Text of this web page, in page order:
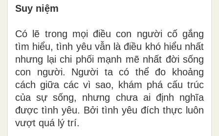
Suy niệm
Có lẽ trong mọi điều con người cố gắng
tìm hiểu, tình yêu vẫn là điều khó hiểu nhất
nhưng lại chi phối mạnh mẽ nhất đời sống
con người. Người ta có thể đo khoảng
cách giữa các vì sao, khám phá cấu trúc
của sự sống, nhưng chưa ai định nghĩa
được tình yêu. Bởi tình yêu đích thực luôn
vượt quá lý trí.